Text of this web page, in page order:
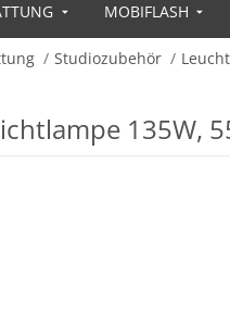
MOBIFLASH
Studiozubehör
135W,